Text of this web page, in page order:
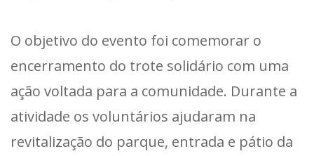
O objetivo do evento foi comemorar o
encerramento do trote solidário com uma
ação voltada para a comunidade. Durante a
atividade os voluntários ajudaram na
revitalização do parque, entrada e pátio da